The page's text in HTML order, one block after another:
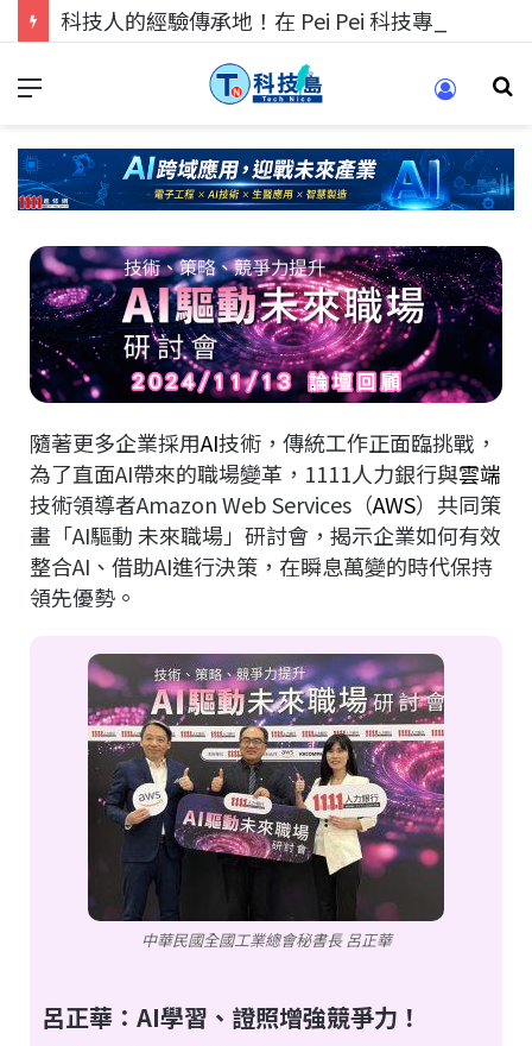
隨著更多企業採用AI技術，傳統工作正面臨挑戰，
為了直面AI帶來的職場變革，1111人力銀行與雲端
技術領導者Amazon Web Services（AWS）共同策
畫「AI驅動 未來職場」研討會，揭示企業如何有效
整合AI、借助AI進行決策，在瞬息萬變的時代保持
領先優勢。
中華民國全國工業總會秘書長 呂正華
呂正華：AI學習、證照增強競爭力！